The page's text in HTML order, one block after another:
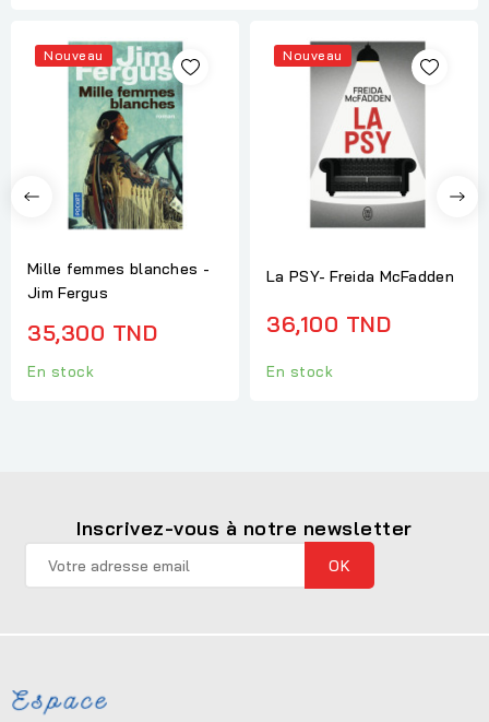
Nouveau
Mille femmes blanches -
Jim Fergus
35,300 TND
En stock
Nouveau
La PSY- Freida McFadden
36,100 TND
En stock
Inscrivez-vous à notre newsletter